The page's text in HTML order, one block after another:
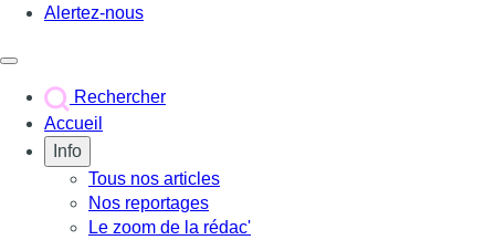
Alertez-nous
Rechercher
Accueil
Info
Tous nos articles
Nos reportages
Le zoom de la rédac'